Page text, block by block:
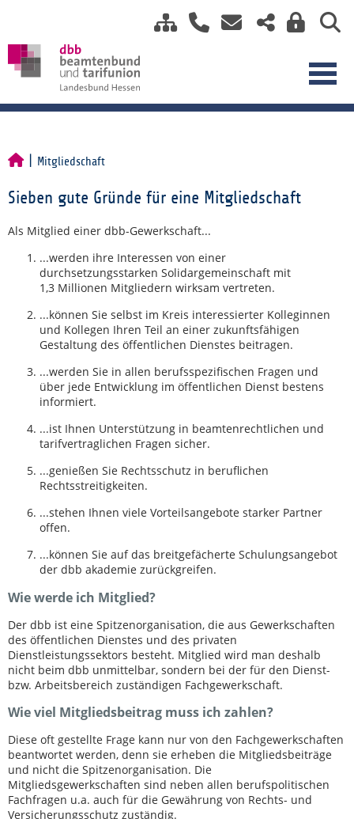
Mitgliedschaft
Sieben gute Gründe für eine Mitgliedschaft
Als Mitglied einer dbb-Gewerkschaft...
...werden ihre Interessen von einer
durchsetzungsstarken Solidargemeinschaft mit
1,3 Millionen Mitgliedern wirksam vertreten.
...können Sie selbst im Kreis interessierter Kolleginnen
und Kollegen Ihren Teil an einer zukunftsfähigen
Gestaltung des öffentlichen Dienstes beitragen.
...werden Sie in allen berufsspezifischen Fragen und
über jede Entwicklung im öffentlichen Dienst bestens
informiert.
...ist Ihnen Unterstützung in beamtenrechtlichen und
tarifvertraglichen Fragen sicher.
...genießen Sie Rechtsschutz in beruflichen
Rechtsstreitigkeiten.
...stehen Ihnen viele Vorteilsangebote starker Partner
offen.
...können Sie auf das breitgefächerte Schulungsangebot
der dbb akademie zurückgreifen.
Wie werde ich Mitglied?
Der dbb ist eine Spitzenorganisation, die aus Gewerkschaften
des öffentlichen Dienstes und des privaten
Dienstleistungssektors besteht. Mitglied wird man deshalb
nicht beim dbb unmittelbar, sondern bei der für den Dienst-
bzw. Arbeitsbereich zuständigen Fachgewerkschaft.
Wie viel Mitgliedsbeitrag muss ich zahlen?
Diese oft gestellte Frage kann nur von den Fachgewerkschaften
beantwortet werden, denn sie erheben die Mitgliedsbeiträge
und nicht die Spitzenorganisation. Die
Mitgliedsgewerkschaften sind neben allen berufspolitischen
Fachfragen u.a. auch für die Gewährung von Rechts- und
Versicherungsschutz zuständig.